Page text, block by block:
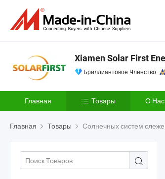
Xiamen Solar First
Бриллиантовое Членство
Главная Товары О Нас
Главная Товары Солнечных систем